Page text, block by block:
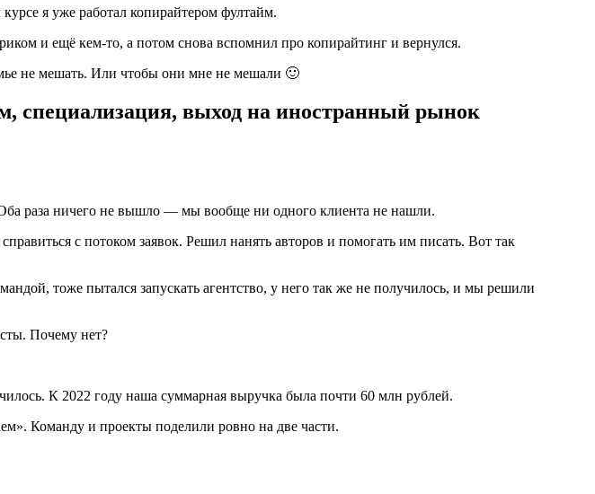
я уже работал копирайтером фултайм.
и ещё кем-то, а потом снова вспомнил про копирайтинг и вернулся.
не мешать. Или чтобы они мне не мешали 🙂
специализация, выход на иностранный рынок
раза ничего не вышло — мы вообще ни одного клиента не нашли.
с потоком заявок. Решил нанять авторов и помогать им писать. Вот так
тоже пытался запускать агентство, у него так же не получилось, и мы решили
Почему нет?
К 2022 году наша суммарная выручка была почти 60 млн рублей.
Команду и проекты поделили ровно на две части.